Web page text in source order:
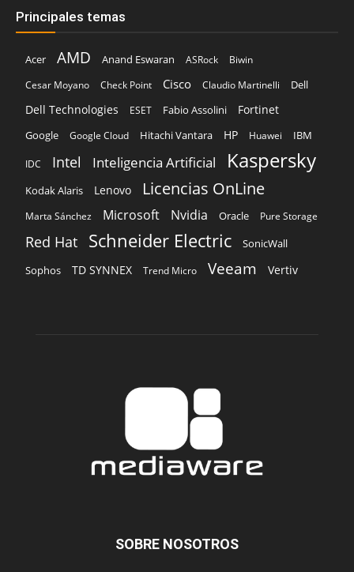
Principales temas
Acer AMD Anand Eswaran ASRock
Biwin
Cesar Moyano
Check Point Cisco Claudio Martinelli Dell
Dell Technologies ESET Fabio Assolini Fortinet
Google Google Cloud Hitachi Vantara HP Huawei IBM
IDC Intel Inteligencia Artificial Kaspersky
Kodak Alaris Lenovo Licencias OnLine
Marta Sánchez Microsoft Nvidia Oracle Pure Storage
Red Hat Schneider Electric SonicWall
Sophos TD SYNNEX Trend Micro Veeam Vertiv
SOBRE NOSOTROS